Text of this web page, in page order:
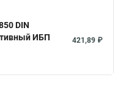
DIN
ИБП
421,89 ₽